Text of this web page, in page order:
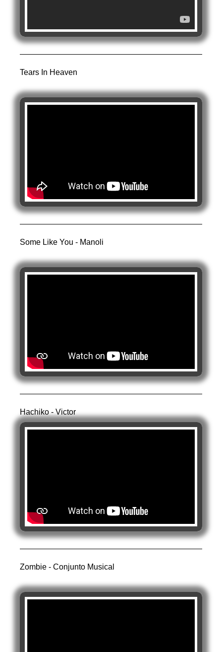
Tears In Heaven
Some Like You - Manoli
Hachiko - Victor
Zombie - Conjunto Musical